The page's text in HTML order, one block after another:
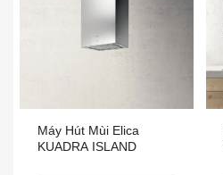
Máy Hút Mùi Elica
KUADRA ISLAND